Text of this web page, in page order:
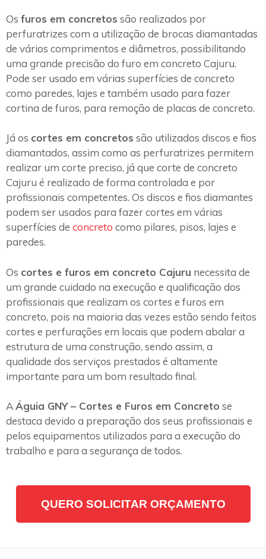
Os furos em concretos são realizados por
perfuratrizes com a utilização de brocas diamantadas
de vários comprimentos e diâmetros, possibilitando
uma grande precisão do furo em concreto Cajuru.
Pode ser usado em várias superfícies de concreto
como paredes, lajes e também usado para fazer
cortina de furos, para remoção de placas de concreto.
Já os cortes em concretos são utilizados discos e fios
diamantados, assim como as perfuratrizes permitem
realizar um corte preciso, já que corte de concreto
Cajuru é realizado de forma controlada e por
profissionais competentes. Os discos e fios diamantes
podem ser usados para fazer cortes em várias
superfícies de concreto como pilares, pisos, lajes e
paredes.
Os cortes e furos em concreto Cajuru necessita de
um grande cuidado na execução e qualificação dos
profissionais que realizam os cortes e furos em
concreto, pois na maioria das vezes estão sendo feitos
cortes e perfurações em locais que podem abalar a
estrutura de uma construção, sendo assim, a
qualidade dos serviços prestados é altamente
importante para um bom resultado final.
AÁguia GNY – Cortes e Furos em Concreto se
destaca devido a preparação dos seus profissionais e
pelos equipamentos utilizados para a execução do
trabalho e para a segurança de todos.
QUERO SOLICITAR ORÇAMENTO